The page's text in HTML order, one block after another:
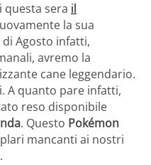
questa sera il
la sua
Agosto infatti,
avremo la
cane leggendario.
A quanto pare infatti,
reso disponibile
. Questo Pokémon
mancanti ai nostri